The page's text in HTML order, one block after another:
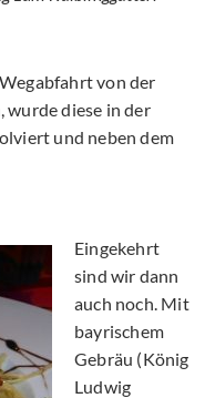
von der
diese in der
und neben dem
Eingekehrt
sind wir dann
auch noch. Mit
bayrischem
Gebräu (König
Ludwig